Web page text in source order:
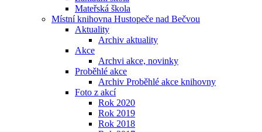
Mateřská škola
Místní knihovna Hustopeče nad Bečvou
Aktuality
Archiv aktuality
Akce
Archvi akce, novinky
Proběhlé akce
Archiv Proběhlé akce knihovny
Foto z akcí
Rok 2020
Rok 2019
Rok 2018